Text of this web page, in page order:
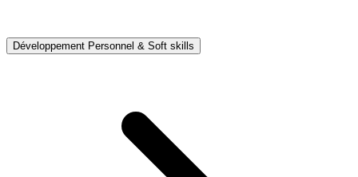
Développement Personnel & Soft skills